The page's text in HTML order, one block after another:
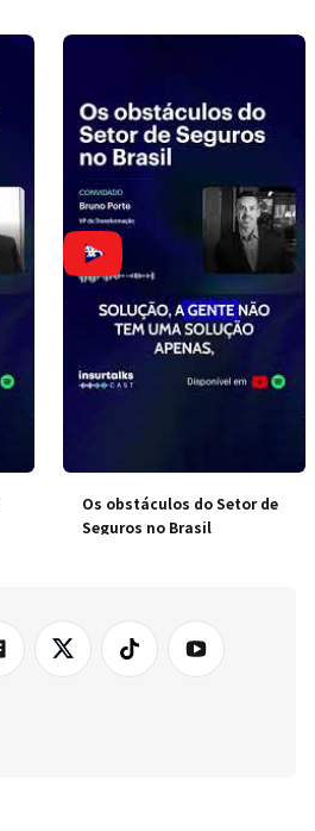
Os obstáculos do Setor de
Seguros no Brasil